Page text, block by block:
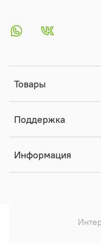
Товары
Поддержка
Информация